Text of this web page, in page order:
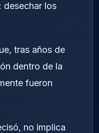
desechar los
tras años de
dentro de la
fueron
no implica